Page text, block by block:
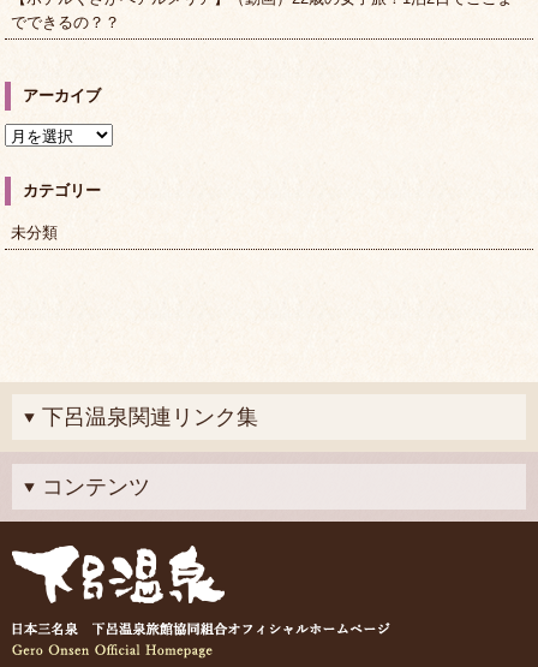
でできるの？？
アーカイブ
ア
カ
イ
ブ
カテゴリー
未分類
下呂温泉関連リンク集
コンテンツ